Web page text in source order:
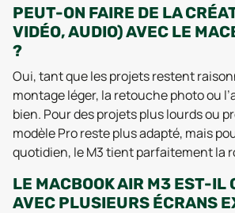
PEUT-ON FAIRE DE LA
VIDÉO, AUDIO) AVEC LE
?
Oui, tant que les projets restent
montage léger, la retouche photo ou
bien. Pour des projets plus lourds ou
modèle Pro reste plus adapté, mais
quotidien, le M3 tient parfaitement la
LE MACBOOK AIR M3 EST-IL
AVEC PLUSIEURS ÉCRANS